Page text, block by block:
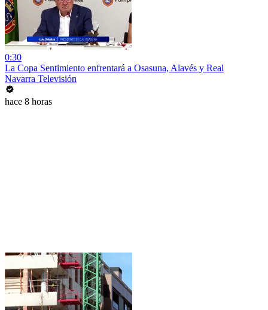
0:30
La Copa Sentimiento enfrentará a Osasuna, Alavés y Real
Navarra Televisión
hace 8 horas